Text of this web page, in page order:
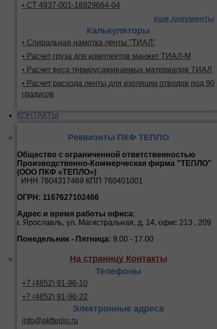
• СТ 4937-001-18929664-04
еще документы
Калькуляторы
• Спиральная намотка ленты "ТИАЛ"
• Расчет груза для комплектов манжет ТИАЛ-М
• Расчет веса термоусаживаемых материалов ТИАЛ
• Расчет расхода ленты для изоляции отводов под 90
градусов
КОНТАКТЫ
Реквизиты ПКФ ТЕПЛО
Общество с ограниченной ответственностью
Производственно-Коммерческая фирма "ТЕПЛО"
(ООО ПКФ «ТЕПЛО»)
ИНН 7604317469 КПП 760401001
ОГРН: 1167627102466
Адрес и время работы офиса:
г. Ярославль, ул. Магистральная, д. 14, офис 213 , 209
Понедельник - Пятница: 9.00 - 17.00
На страницу Контакты
Телефоны
+7 (4852) 91-96-10
+7 (4852) 91-96-22
Электронные адреса
info@pkfteplo.ru